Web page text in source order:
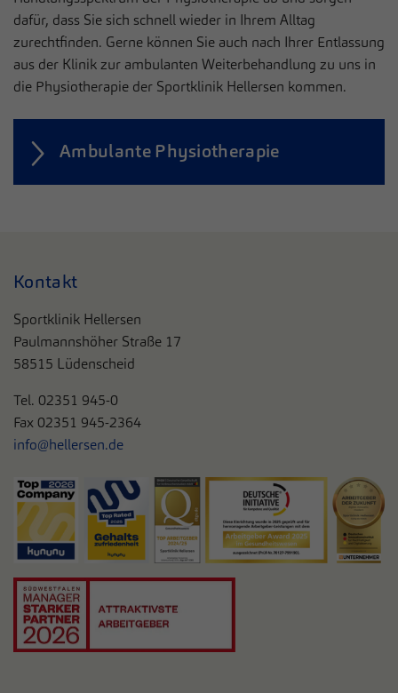
dafür, dass Sie sich schnell wieder in Ihrem Alltag
zurechtfinden. Gerne können Sie auch nach Ihrer Entlassung
aus der Klinik zur ambulanten Weiterbehandlung zu uns in
die Physiotherapie der Sportklinik Hellersen kommen.
Ambulante Physiotherapie
Kontakt
Sportklinik Hellersen
Paulmannshöher Straße 17
58515 Lüdenscheid
Tel. 02351 945-0
Fax 02351 945-2364
info@hellersen.de